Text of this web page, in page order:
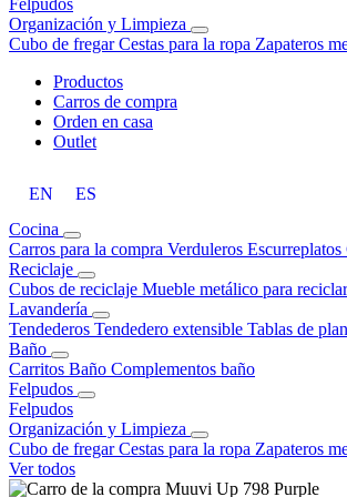
Felpudos
Organización y Limpieza
Cubo de fregarCestas para la ropa Zapateros
Productos
Carros de compra
Orden en casa
Outlet
EN
ES
Cocina
Carros para la compra Verduleros Escurreplatos
Reciclaje
Cubos de reciclaje Mueble metálico para
Lavandería
Tendederos Tendedero extensible Tablas de
Baño
Carritos Baño Complementos baño
Felpudos
Felpudos
Organización y Limpieza
Cubo de fregarCestas para la ropa Zapateros
Ver todos